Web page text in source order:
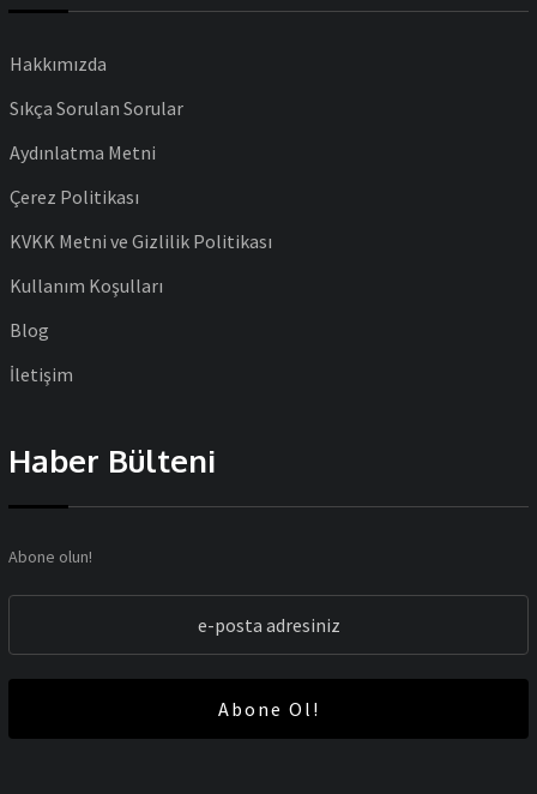
Hakkımızda
Sıkça Sorulan Sorular
Aydınlatma Metni
Çerez Politikası
KVKK Metni ve Gizlilik Politikası
Kullanım Koşulları
Blog
İletişim
Haber Bülteni
Abone olun!
Abone Ol!